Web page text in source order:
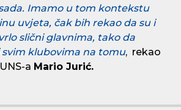
Imamo u tom kontekstu
uvjeta, čak bih rekao da su i
slični glavnima, tako da
klubovima na tomu, rekao
a Mario Jurić.